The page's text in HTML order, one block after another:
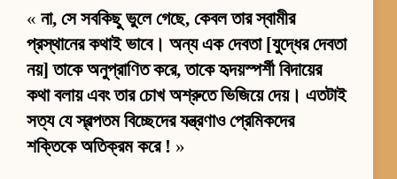
« না, সে সবকিছু ভুলে গেছে, কেবল তার স্বামীর
প্রস্থানের কথাই ভাবে। অন্য এক দেবতা [যুদ্ধের দেবতা
নয়] তাকে অনুপ্রাণিত করে, তাকে হৃদয়স্পর্শী বিদায়ের
কথা বলায় এবং তার চোখ অশ্রুতে ভিজিয়ে দেয়। এতটাই
সত্য যে স্বল্পতম বিচ্ছেদের যন্ত্রণাও প্রেমিকদের
শক্তিকে অতিক্রম করে ! »